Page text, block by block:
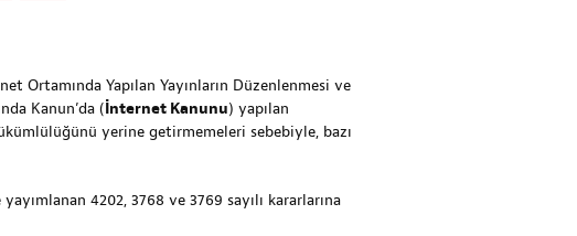
Ortamında Yapılan Yayınların Düzenlenmesi ve
Kanun’da (İnternet Kanunu) yapılan
yerine getirmemeleri sebebiyle, bazı
4202, 3768 ve 3769 sayılı kararlarına